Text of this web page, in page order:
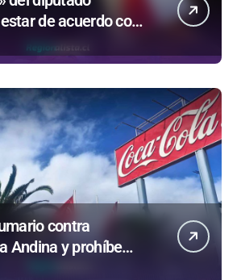
de acuerdo con
a defender una
estatal
contra
Andina y prohíbe